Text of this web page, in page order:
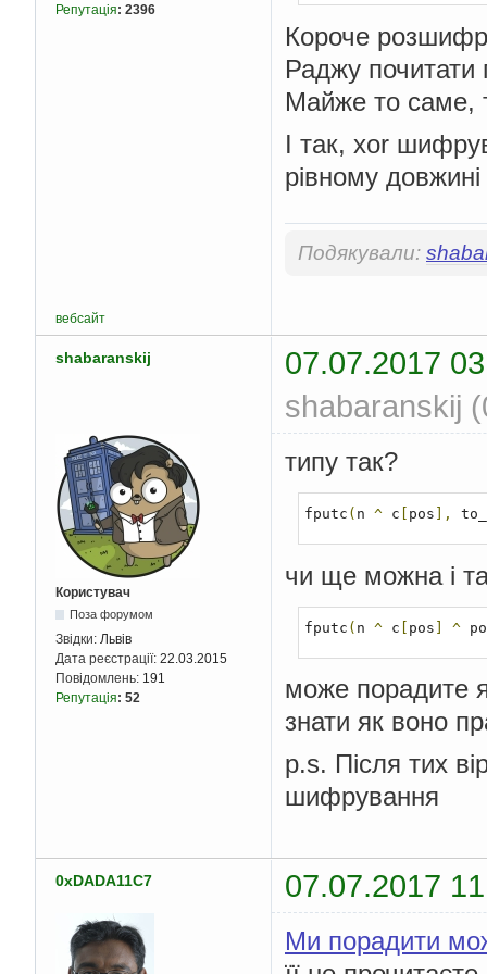
Репутація: 2396
Короче
Раджу
Майже то саме,
І так, xor
рівному
Подякували:
вебсайт
shabaranskij
07.07.2017
shabaranskij
Користувач
Поза форумом
Звідки: Львів
Дата реєстрації: 22.03.2015
Повідомлень: 191
Репутація: 52
типу так?
fputc ( n ^ c pos ],
чи ще можна і
fputc ( n ^ c pos ^
може порадите
знати як воно
p.s. Після тих
шифрування
0xDADA11C7 07.07.2017
Ми порадити